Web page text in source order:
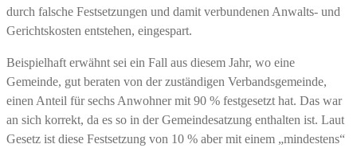
durch falsche Festsetzungen und damit verbundenen Anwalts- und
Gerichtskosten entstehen, eingespart.
Beispielhaft erwähnt sei ein Fall aus diesem Jahr, wo eine
Gemeinde, gut beraten von der zuständigen Verbandsgemeinde,
einen Anteil für sechs Anwohner mit 90 % festgesetzt hat. Das war
an sich korrekt, da es so in der Gemeindesatzung enthalten ist. Laut
Gesetz ist diese Festsetzung von 10 % aber mit einem „mindestens“